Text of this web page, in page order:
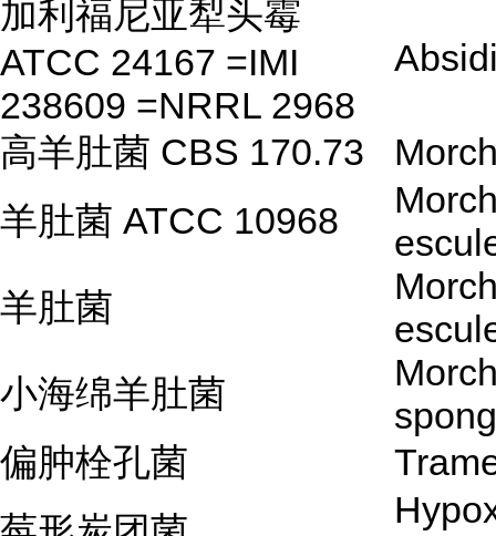
加利福尼亚犁头霉
ATCC 24167 =IMI
238609 =NRRL 2968
高羊肚菌 CBS 170.73
羊肚菌 ATCC 10968
羊肚菌
小海绵羊肚菌
偏肿栓孔菌